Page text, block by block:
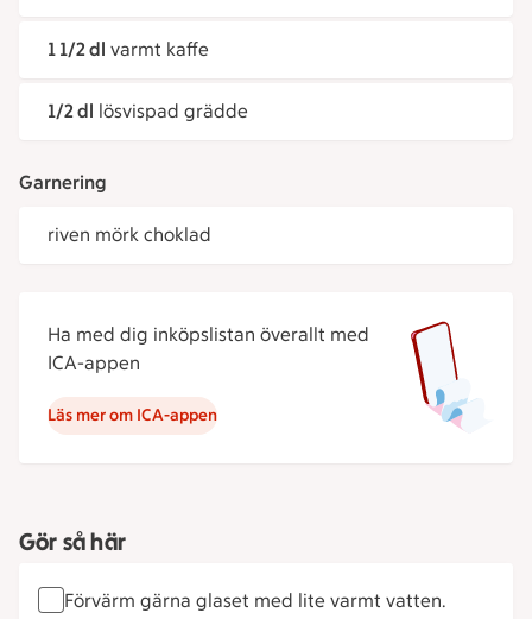
1 1/2 dl varmt kaffe
1/2 dl lösvispad grädde
Garnering
riven mörk choklad
Ha med dig inköpslistan överallt med
ICA-appen
Läs mer om ICA-appen
Gör så här
Förvärm gärna glaset med lite varmt vatten.